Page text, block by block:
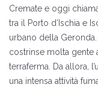
Cremate e oggi
tra il Porto d’Ischia e
urbano della Geronda.
costrinse molta gente
terraferma. Da allora,
una intensa attività